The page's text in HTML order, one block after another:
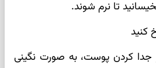
کنید
جدا کردن پوست، به صورت نگینی